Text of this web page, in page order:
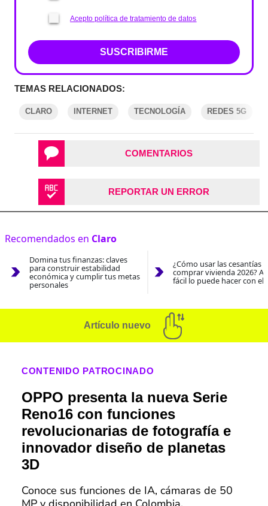
Acepto política de tratamiento de datos
SUSCRIBIRME
TEMAS RELACIONADOS:
CLARO INTERNET TECNOLOGÍA REDES 5G
COMENTARIOS
REPORTAR UN ERROR
Recomendados en Claro
Domina tus finanzas: claves
para construir estabilidad
económica y cumplir tus metas
personales
¿Cómo usar las cesantías
comprar vivienda 2026?
fácil lo puede hacer con el
Artículo nuevo
CONTENIDO PATROCINADO
OPPO presenta la nueva Serie
Reno16 con funciones
revolucionarias de fotografía e
innovador diseño de planetas
3D
Conoce sus funciones de IA, cámaras de 50